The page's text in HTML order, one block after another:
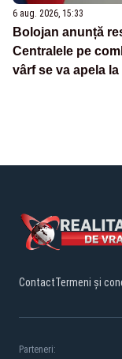
6 aug. 2026, 15:33
Bolojan anunță
Centralele pe
vârf se va apela
ContactTermeni și
Parteneri: